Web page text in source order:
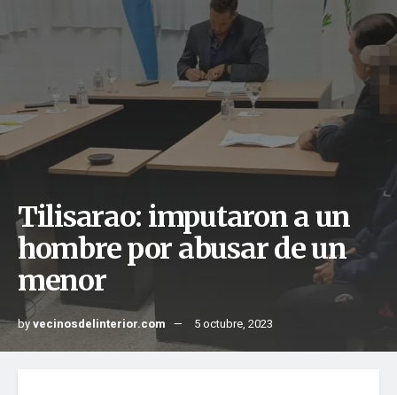
Tilisarao: imputaron a un
hombre por abusar de un
menor
byvecinosdelinterior.com 5 octubre, 2023